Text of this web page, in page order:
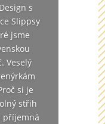
s
Slippsy
jsme
Veselý
si je
střih
příjemná